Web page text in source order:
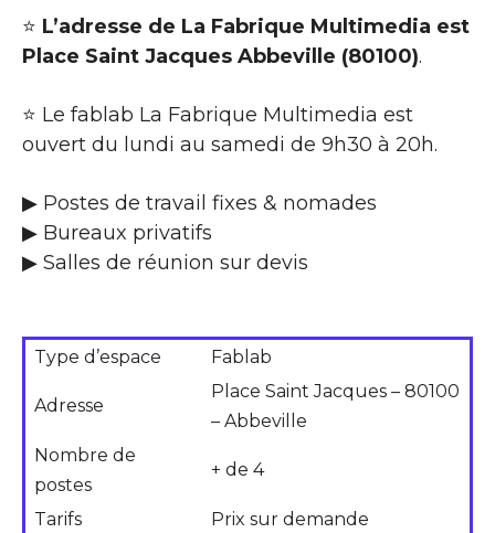
⭐ L’adresse de La Fabrique Multimedia est
Place Saint Jacques Abbeville (80100).
⭐ Le fablab La Fabrique Multimedia est
ouvert du lundi au samedi de 9h30 à 20h.
▶ Postes de travail fixes & nomades
▶ Bureaux privatifs
▶ Salles de réunion sur devis
Type d’espace Fablab
Adresse
Place Saint Jacques – 80100
– Abbeville
Nombre de
postes
+ de 4
Tarifs
Prix sur demande